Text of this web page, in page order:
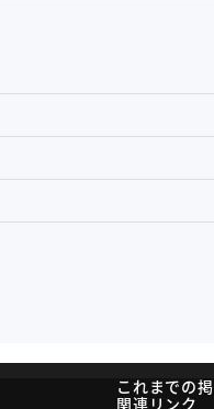
これまでの
関連リンク